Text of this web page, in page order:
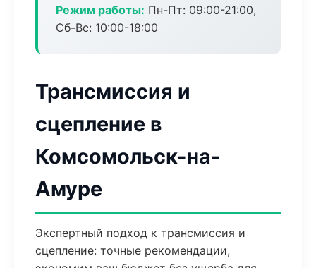
Режим работы: Пн-Пт: 09:00-21:00,
Сб-Вс: 10:00-18:00
Трансмиссия и
сцепление в
Комсомольск-на-
Амуре
Экспертный подход к трансмиссия и
сцепление: точные рекомендации,